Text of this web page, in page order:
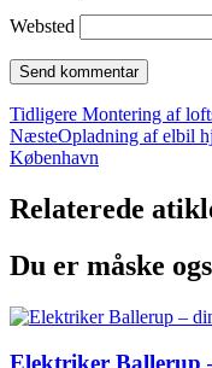
Websted
Tidligere Montering af
NæsteOpladning af elbil
København
Relaterede
Du er måske